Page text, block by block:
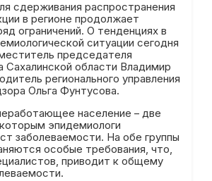
сдерживания распространения
в регионе продолжает
ограничений. О тенденциях в
ситуации сегодня
председателя
Сахалинской области Владимир
регионального управления
Ольга Фунтусова.
население – две
эпидемиологи
заболеваемости. На обе группы
особые требования, что,
приводит к общему